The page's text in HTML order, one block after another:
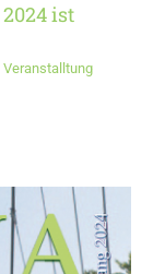
ist
Veranstalltung